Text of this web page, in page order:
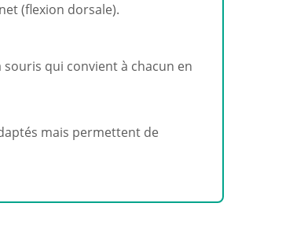
(flexion dorsale).
qui convient à chacun en
mais permettent de